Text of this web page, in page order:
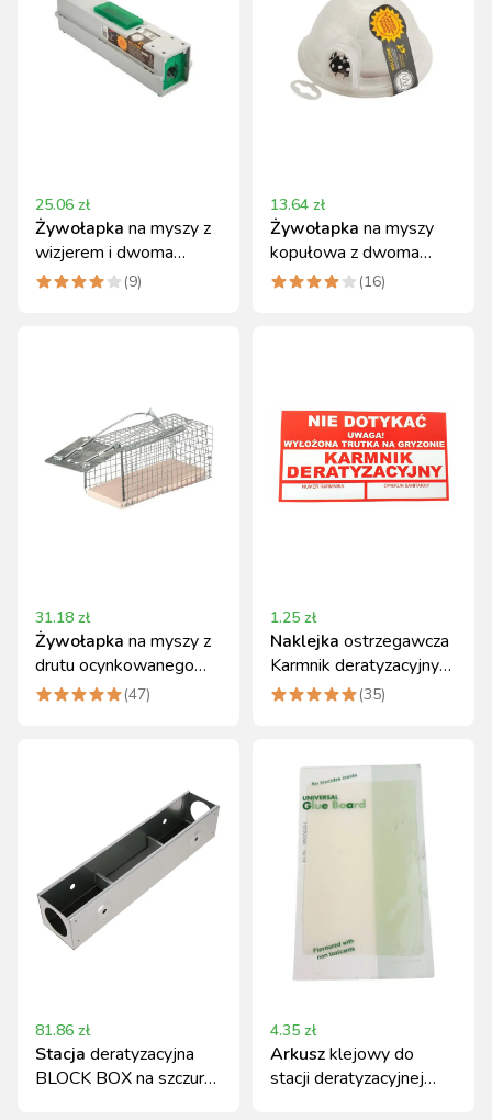
25.06 zł
Żywołapka na myszy z
wizjerem i dwoma
wejściami, ekologiczna
(9)
13.64 zł
Żywołapka na myszy
kopułowa z dwoma
wlotami NOVITAL
(16)
31.18 zł
Żywołapka na myszy z
drutu ocynkowanego
12x5,5x5,5 cm
(47)
1.25 zł
Naklejka ostrzegawcza
Karmnik deratyzacyjny
110x60 mm Can Agri
(35)
81.86 zł
Stacja deratyzacyjna
BLOCK BOX na szczury i
4.35 zł
Arkuszklejowy do
stacji deratyzacyjnej